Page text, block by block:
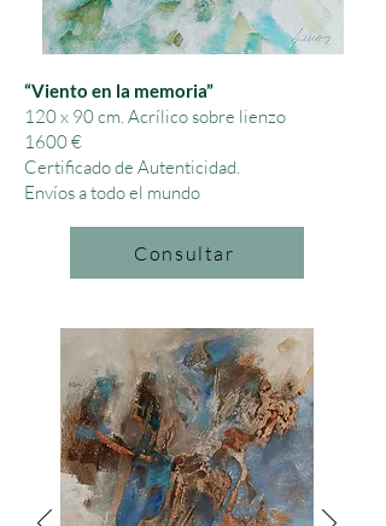
“Viento en la memoria”
120 x 90 cm. Acrílico sobre lienzo
1600 €
Certificado de Autenticidad.
Envíos a todo el mundo
Consultar